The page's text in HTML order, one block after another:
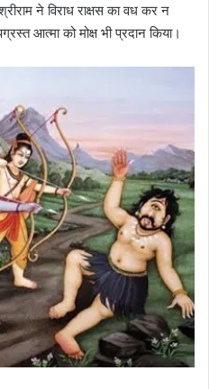
ने विराध राक्षस का वध कर न
आत्मा को मोक्ष भी प्रदान किया।